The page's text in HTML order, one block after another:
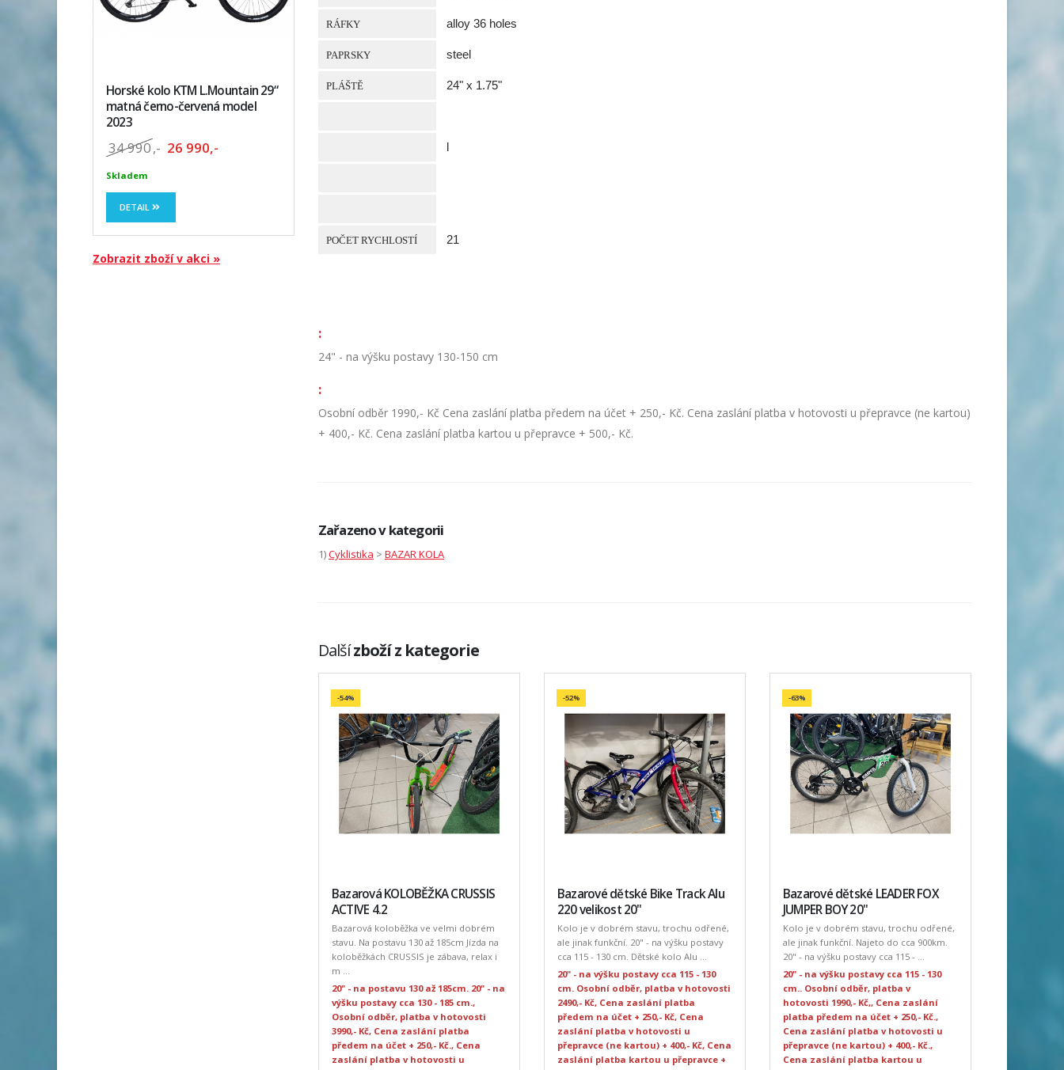
Horské kolo KTM L.Mountain 29“
matná černo-červená model
2023
34 990,- 26 990,-
Skladem
DETAIL
Zobrazit zboží v akci »
RÁFKY alloy 36 holes
PAPRSKY steel
PLÁŠTĚ 24" x 1.75"
l
POČET RYCHLOSTÍ 21
:
24" - na výšku postavy 130-150 cm
:
Osobní odběr 1990,- Kč Cena zaslání platba předem na účet + 250,- Kč. Cena zaslání platba v hotovosti u přepravce (ne kartou)
+ 400,- Kč. Cena zaslání platba kartou u přepravce + 500,- Kč.
Zařazeno v kategorii
1)Cyklistika > BAZAR KOLA
Dalšízboží z kategorie
-54%
Bazarová KOLOBĚŽKA CRUSSIS
ACTIVE 4.2
Bazarová koloběžka ve velmi dobrém
stavu. Na postavu 130 až 185cm Jízda na
koloběžkách CRUSSIS je zábava, relax i
m ...
20" - na postavu 130 až 185cm. 20" - na
výšku postavy cca 130 - 185 cm.,
Osobní odběr, platba v hotovosti
3990,- Kč, Cena zaslání platba
předem na účet + 250,- Kč., Cena
zaslání platba v hotovosti u
-52%
Bazarové dětské Bike Track Alu
220 velikost 20"
Kolo je v dobrém stavu, trochu odřené,
ale jinak funkční. 20" - na výšku postavy
cca 115 - 130 cm. Dětské kolo Alu ...
20" - na výšku postavy cca 115 - 130
cm. Osobní odběr, platba v hotovosti
2490,- Kč, Cena zaslání platba
předem na účet + 250,- Kč, Cena
zaslání platba v hotovosti u
přepravce (ne kartou) + 400,- Kč, Cena
zaslání platba kartou u přepravce +
-63%
Bazarové dětské LEADER FOX
JUMPER BOY 20"
Kolo je v dobrém stavu, trochu odřené,
ale jinak funkční. Najeto do cca 900km.
20" - na výšku postavy cca 115 - ...
20" - na výšku postavy cca 115 - 130
cm.. Osobní odběr, platba v
hotovosti 1990,- Kč,, Cena zaslání
platba předem na účet + 250,- Kč.,
Cena zaslání platba v hotovosti u
přepravce (ne kartou) + 400,- Kč.,
Cena zaslání platba kartou u